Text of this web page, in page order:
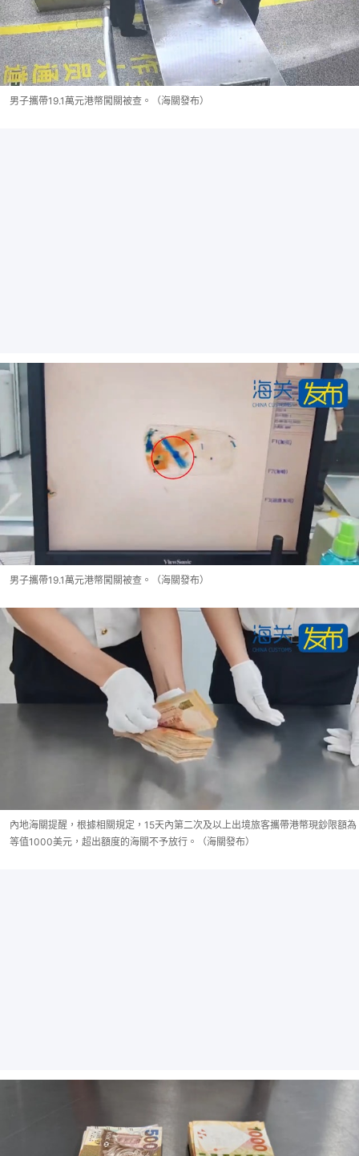
男子攜帶19.1萬元港幣闖關被查。（海關發布）
男子攜帶19.1萬元港幣闖關被查。（海關發布）
內地海關提醒，根據相關規定，15天內第二次及以上出境旅客攜帶港幣現鈔限額為
等值1000美元，超出額度的海關不予放行。（海關發布）